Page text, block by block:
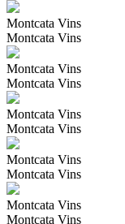
Montcata Vins
Montcata Vins
Montcata Vins
Montcata Vins
Montcata Vins
Montcata Vins
Montcata Vins
Montcata Vins
Montcata Vins
Montcata Vins